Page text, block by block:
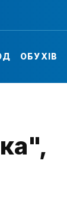
ОБУХІВ